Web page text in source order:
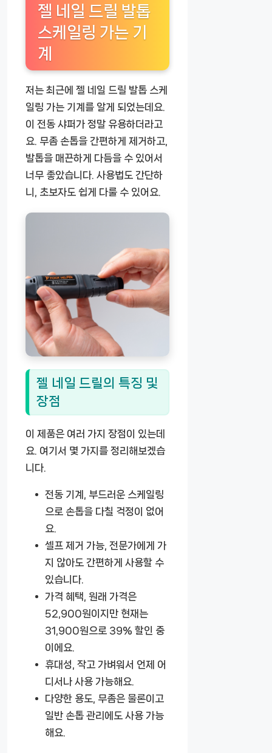
젤 네일 드릴 발톱
스케일링 가는 기
계
저는 최근에 젤 네일 드릴 발톱 스케
일링 가는 기계 를 알게 되었는데요.
이 전동 샤퍼가 정말 유용하더라고
요. 무좀 손톱을 간편하게 제거하고,
발톱을 매끈하게 다듬을 수 있어서
너무 좋았습니다. 사용법도 간단하
니, 초보자도 쉽게 다룰 수 있어요.
젤 네일 드릴의 특징 및
장점
이 제품은 여러 가지 장점이 있는데
요. 여기서 몇 가지를 정리해보겠습
니다.
전동 기계
, 부드러운 스케일링
으로 손톱을 다칠 걱정이 없어
요.
셀프 제거 가능 , 전문가에게 가
지 않아도 간편하게 사용할 수
있습니다.
가격 혜택 , 원래 가격은
52,900원이지만 현재는
31,900원으로 39% 할인 중
이에요.
휴대성 , 작고 가벼워서 언제 어
디서나 사용 가능해요.
다양한 용도
, 무좀은 물론이고
일반 손톱 관리에도 사용 가능
해요.